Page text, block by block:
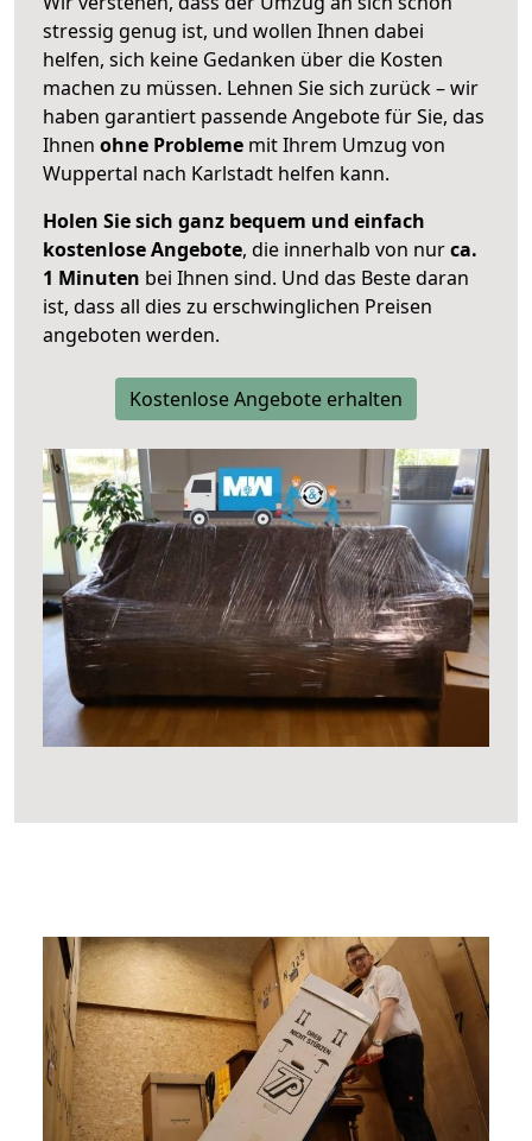
stressig genug ist, und wollen Ihnen dabei
helfen, sich keine Gedanken über die Kosten
machen zu müssen. Lehnen Sie sich zurück – wir
haben garantiert passende Angebote für Sie, das
Ihnen ohne Probleme mit Ihrem Umzug von
Wuppertal nach Karlstadt helfen kann.
Holen Sie sich ganz bequem und einfach
kostenlose Angebote, die innerhalb von nurca.
1 Minuten bei Ihnen sind. Und das Beste daran
ist, dass all dies zu erschwinglichen Preisen
angeboten werden.
Kostenlose Angebote erhalten